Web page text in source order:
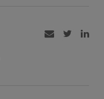
  